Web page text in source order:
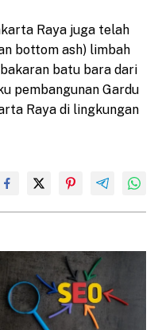
Raya juga telah
bottom ash) limbah
batu bara dari
pembangunan Gardu
Raya di lingkungan